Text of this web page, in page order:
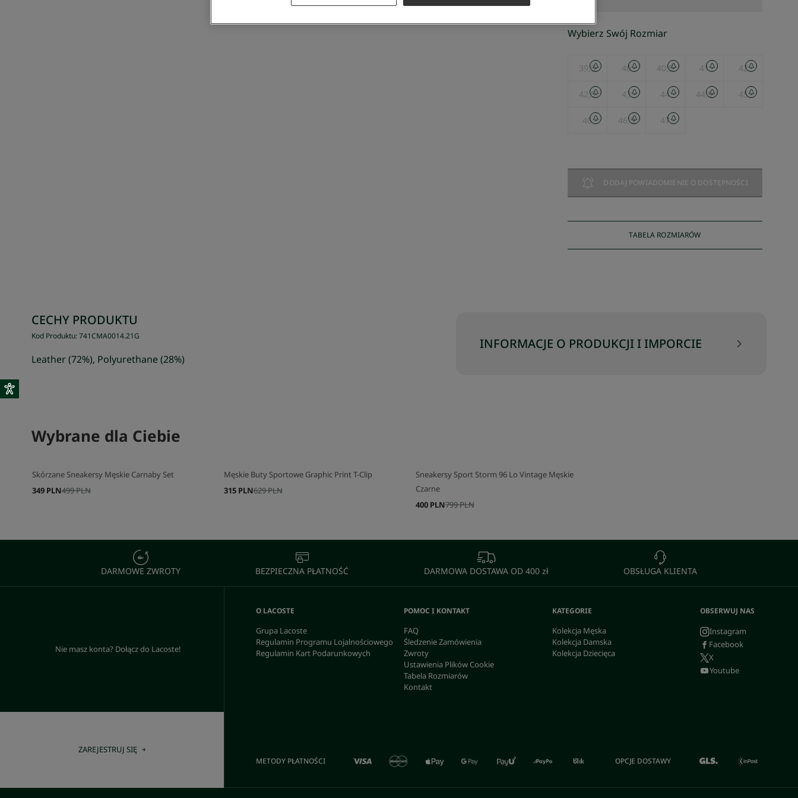
Wybierz Swój Rozmiar
39,5 40 40,5 41 42
42,5 43 44 44,5 45
46 46,5 47
DODAJ POWIADOMIENIE O DOSTĘPNOŚCI
TABELA ROZMIARÓW
CECHY PRODUKTU
Kod Produktu:741CMA0014.21G
Leather (72%), Polyurethane (28%)
INFORMACJE O PRODUKCJI I IMPORCIE
Wybrane dla Ciebie
Skórzane Sneakersy Męskie Carnaby Set
499 PLN
349 PLN
Męskie Buty Sportowe Graphic Print T-Clip
629 PLN
315 PLN
Sneakersy Sport Storm 96 Lo Vintage Męskie
Czarne
799 PLN
400 PLN
DARMOWE ZWROTY BEZPIECZNA PŁATNOŚĆ DARMOWA DOSTAWA OD 400 zł OBSŁUGA KLIENTA
Nie masz konta? Dołącz do Lacoste!
ZAREJESTRUJ SIĘ
O LACOSTE
Grupa Lacoste
Regulamin Programu Lojalnościowego
Regulamin Kart Podarunkowych
POMOC I KONTAKT
FAQ
Śledzenie Zamówienia
Zwroty
Ustawienia Plików Cookie
Tabela Rozmiarów
Kontakt
KATEGORIE
Kolekcja Męska
Kolekcja Damska
Kolekcja Dziecięca
OBSERWUJ NAS
Instagram
Facebook
X
Youtube
METODY PŁATNOŚCI OPCJE DOSTAWY